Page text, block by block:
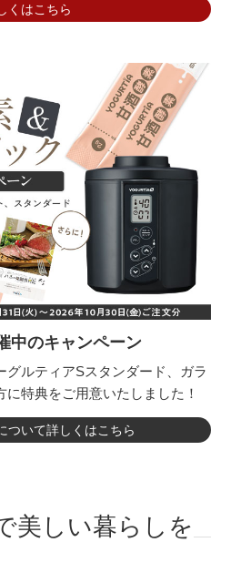
くはこちら
中のキャンペーン
グルティアSスタンダード、ガラ
特典をご用意いたしました！
ついて詳しくはこちら
美しい暮らしを